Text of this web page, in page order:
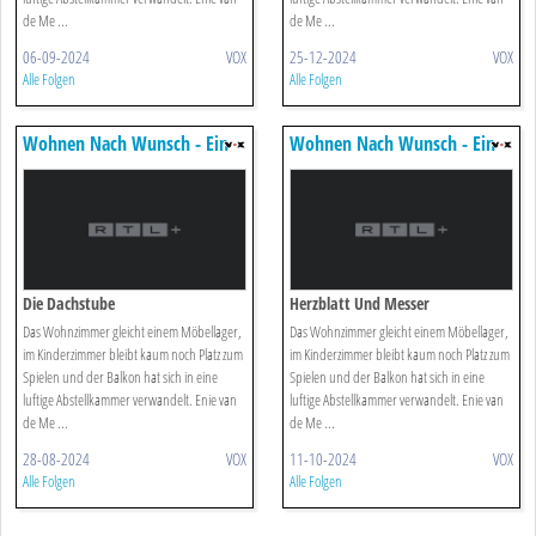
de Me ...
06-09-2024 VOX
Alle Folgen
de Me ...
25-12-2024 VOX
Alle Folgen
Wohnen Nach Wunsch - Ein
Duo Für Vier Wände
Die Dachstube
Das Wohnzimmer gleicht einem Möbellager,
im Kinderzimmer bleibt kaum noch Platz zum
Spielen und der Balkon hat sich in eine
luftige Abstellkammer verwandelt. Enie van
de Me ...
28-08-2024 VOX
Alle Folgen
Wohnen Nach Wunsch - Ein
Duo Für Vier Wände
Herzblatt Und Messer
Das Wohnzimmer gleicht einem Möbellager,
im Kinderzimmer bleibt kaum noch Platz zum
Spielen und der Balkon hat sich in eine
luftige Abstellkammer verwandelt. Enie van
de Me ...
11-10-2024 VOX
Alle Folgen